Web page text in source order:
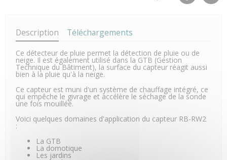
Description Téléchargements
Ce détecteur de pluie permet la détection de pluie ou de
neige. Il est également utilisé dans la GTB (Gestion
Technique du Bâtiment), la surface du capteur réagit aussi
bien à la pluie qu'à la neige.
Ce capteur est muni d'un système de chauffage intégré, ce
qui empêche le givrage et accélère le séchage de la sonde
une fois mouillée.
Voici quelques domaines d'application du capteur RB-RW2
:
La GTB
La domotique
Les jardins